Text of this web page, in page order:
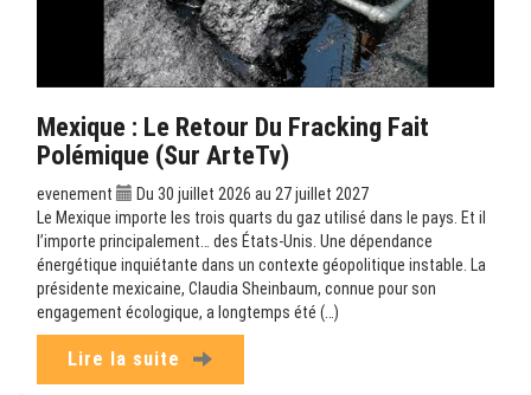
Mexique : Le Retour Du Fracking Fait
Polémique (sur ArteTv)
evenement
Du 30 juillet 2026 au 27 juillet 2027
Le Mexique importe les trois quarts du gaz utilisé dans le pays. Et il
l’importe principalement… des États-Unis. Une dépendance
énergétique inquiétante dans un contexte géopolitique instable. La
présidente mexicaine, Claudia Sheinbaum, connue pour son
engagement écologique, a longtemps été (…)
Lire la suite